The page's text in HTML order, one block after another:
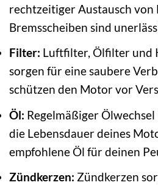
rechtzeitiger Austausch von
Bremsscheiben sind
Filter: Luftfilter, Ölfilter und
sorgen für eine saubere
schützen den Motor vor
Öl: Regelmäßiger
die Lebensdauer deines
empfohlene Öl für deinen
Zündkerzen: Zündkerzen